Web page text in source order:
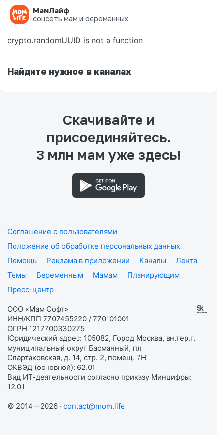
МамЛайф
соцсеть мам и беременных
Ошибка на странице
crypto.randomUUID is not a function
Найдите нужное в каналах
Скачивайте и
присоединяйтесь.
3 млн мам уже здесь!
Соглашение с пользователями
Положение об обработке персональных данных
Помощь
Реклама в приложении Каналы
Лента
Темы
Беременным Мамам
Планирующим
Пресс-центр
ООО «Мам Софт»
ИНН/КПП 7707455220 / 770101001
ОГРН 1217700330275
Юридический адрес: 105082, Город Москва, вн.тер.г.
муниципальный округ Басманный, пл
Спартаковская, д. 14, стр. 2, помещ. 7Н
ОКВЭД (основной): 62.01
Вид ИТ-деятельности согласно приказу Минцифры:
12.01
© 2014—2026 · contact@mom.life